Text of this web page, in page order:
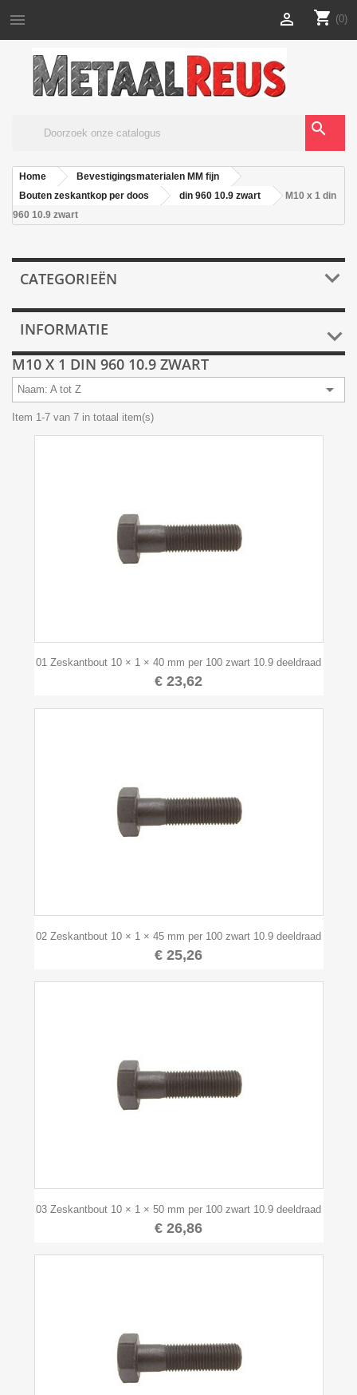
 shopping_cart (0)

search
Home
Bevestigingsmaterialen MM fijn
Bouten zeskantkop per doos
din 960 10.9 zwart
M10 x 1 din
960 10.9 zwart
CATEGORIEËN 
INFORMATIE 
M10 X 1 DIN 960 10.9 ZWART
Naam: A tot Z 
Item 1-7 van 7 in totaal item(s)
01 Zeskantbout 10 × 1 × 40 mm per 100 zwart 10.9 deeldraad
€ 23,62
02 Zeskantbout 10 × 1 × 45 mm per 100 zwart 10.9 deeldraad
€ 25,26
03 Zeskantbout 10 × 1 × 50 mm per 100 zwart 10.9 deeldraad
€ 26,86